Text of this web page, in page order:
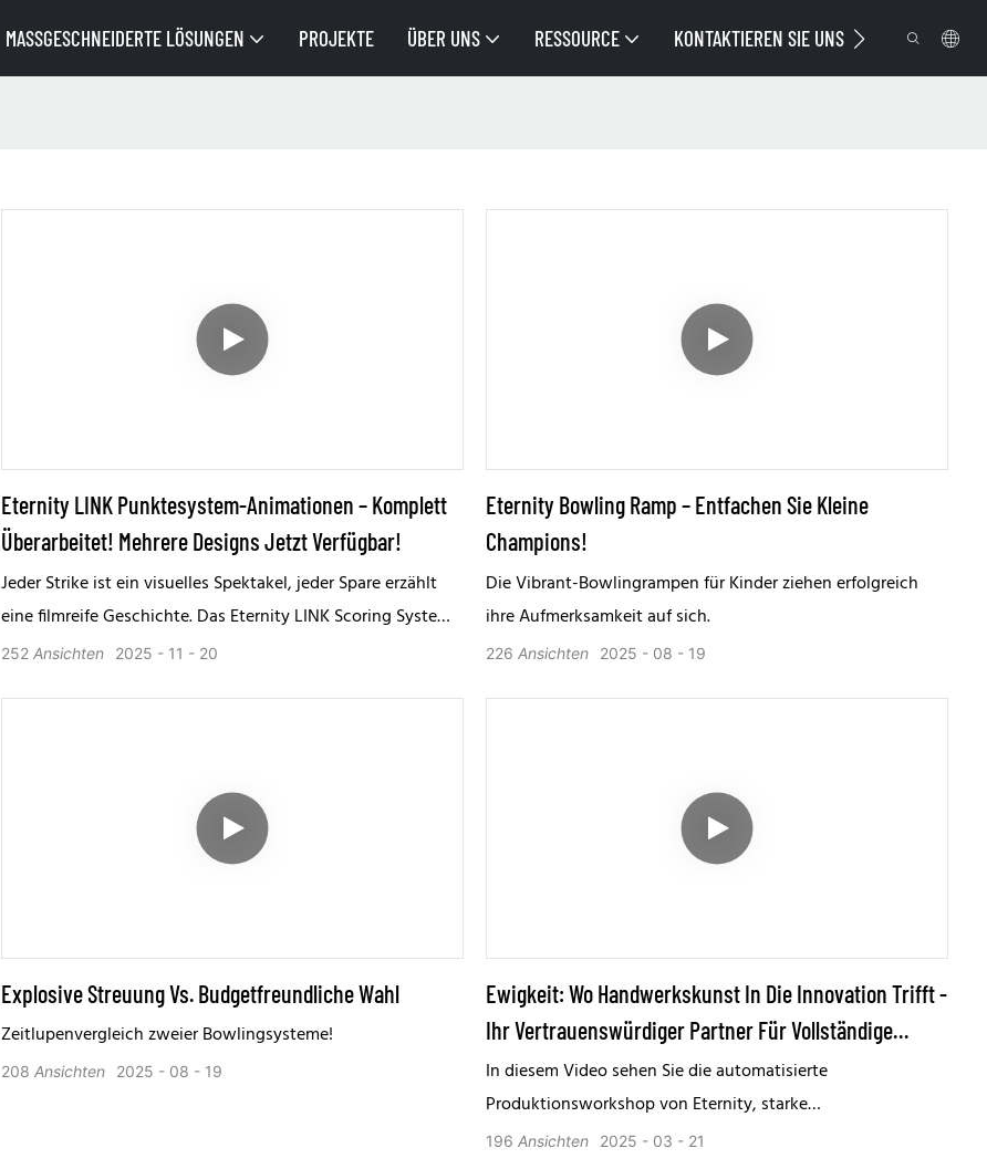
MASSGESCHNEIDERTE LÖSUNGEN PROJEKTE ÜBER UNS RESSOURCE KONTAKTIEREN SIE UNS
Eternity LINK Punktesystem-Animationen – Komplett
Überarbeitet! Mehrere Designs Jetzt Verfügbar!
Jeder Strike ist ein visuelles Spektakel, jeder Spare erzählt
eine filmreife Geschichte. Das Eternity LINK Scoring System
definiert Bowling-Spaß durch animierte Magie neu!
2025 11 20
252 Ansichten
Eternity Bowling Ramp – Entfachen Sie Kleine
Champions!
Die Vibrant-Bowlingrampen für Kinder ziehen erfolgreich
ihre Aufmerksamkeit auf sich.
2025 08 19
226 Ansichten
Explosive Streuung Vs. Budgetfreundliche Wahl
Zeitlupenvergleich zweier Bowlingsysteme!
2025 08 19
208 Ansichten
Ewigkeit: Wo Handwerkskunst In Die Innovation Trifft -
Ihr Vertrauenswürdiger Partner Für Vollständige
Bowling -Lösungen In China
In diesem Video sehen Sie die automatisierte
Produktionsworkshop von Eternity, starke
Produktionsfunktionen und verschiedene Anwendungsfälle
2025 03 21
196 Ansichten